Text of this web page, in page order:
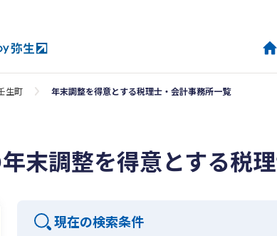
生町 年末調整を得意とする税理士・会計事務所一覧
末調整を得意とする税
現在の検索条件